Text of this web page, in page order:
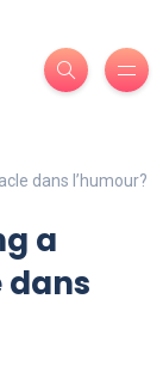
dans l’humour?
a
dans